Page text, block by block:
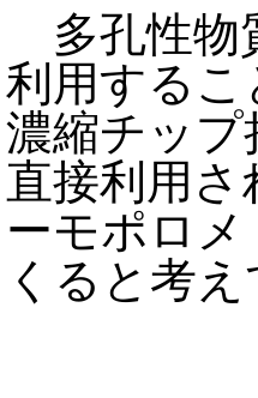
多孔性物
利用する
濃縮チッ
直接利用
ーモポロ
くると考